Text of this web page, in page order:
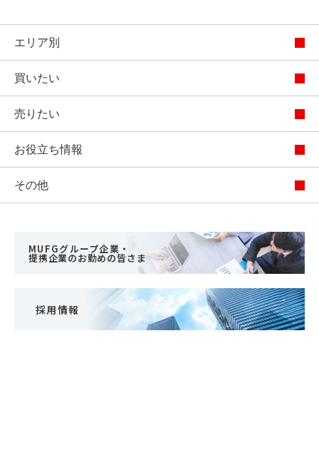
エリア別
買いたい
売りたい
お役立ち情報
その他
MUFGグループ企業・
提携企業のお勤めの皆さま
採用情報